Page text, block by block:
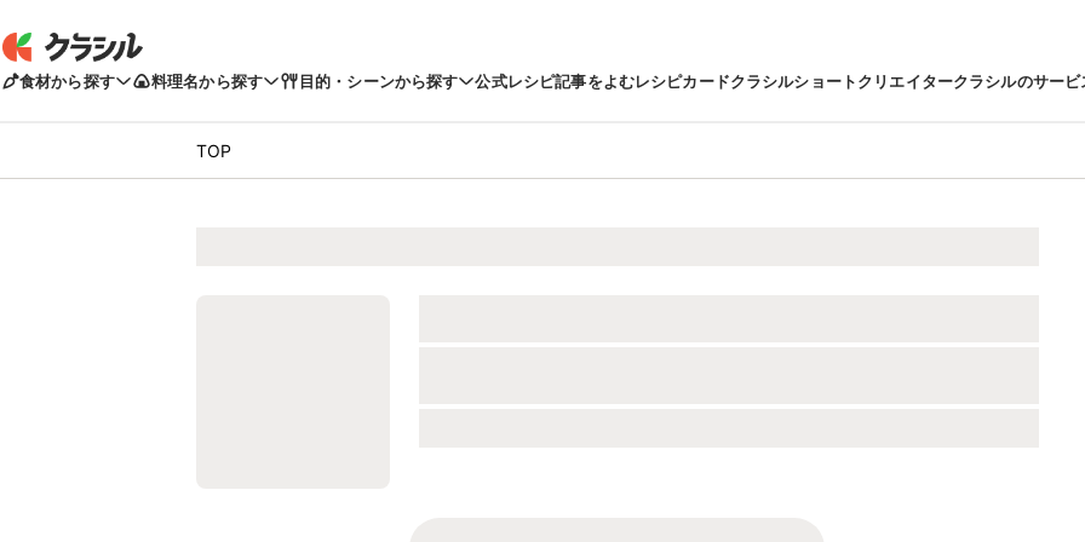
食材から探す 料理名から探す 目的・シーンから探す 公式レシピ記事をよむレシピカードクラシルショートクリエイタークラシルのサービ
TOP